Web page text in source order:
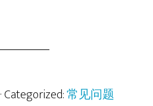
· Categorized:常见问题